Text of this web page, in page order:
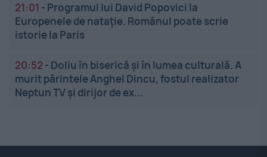
21:01 - Programul lui David Popovici la
Europenele de natație. Românul poate scrie
istorie la Paris
20:52 - Doliu în biserică și în lumea culturală. A
murit părintele Anghel Dincu, fostul realizator
Neptun TV și dirijor de ex...